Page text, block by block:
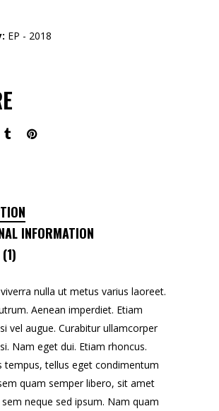
EP - 2018
INFORMATION
(1)
nulla ut metus varius laoreet.
Aenean imperdiet. Etiam
vel augue. Curabitur ullamcorper
Nam eget dui. Etiam rhoncus.
tempus, tellus eget condimentum
quam semper libero, sit amet
neque sed ipsum. Nam quam